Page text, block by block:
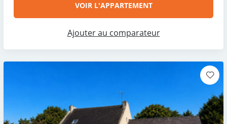
VOIR L'APPARTEMENT
Ajouter au comparateur